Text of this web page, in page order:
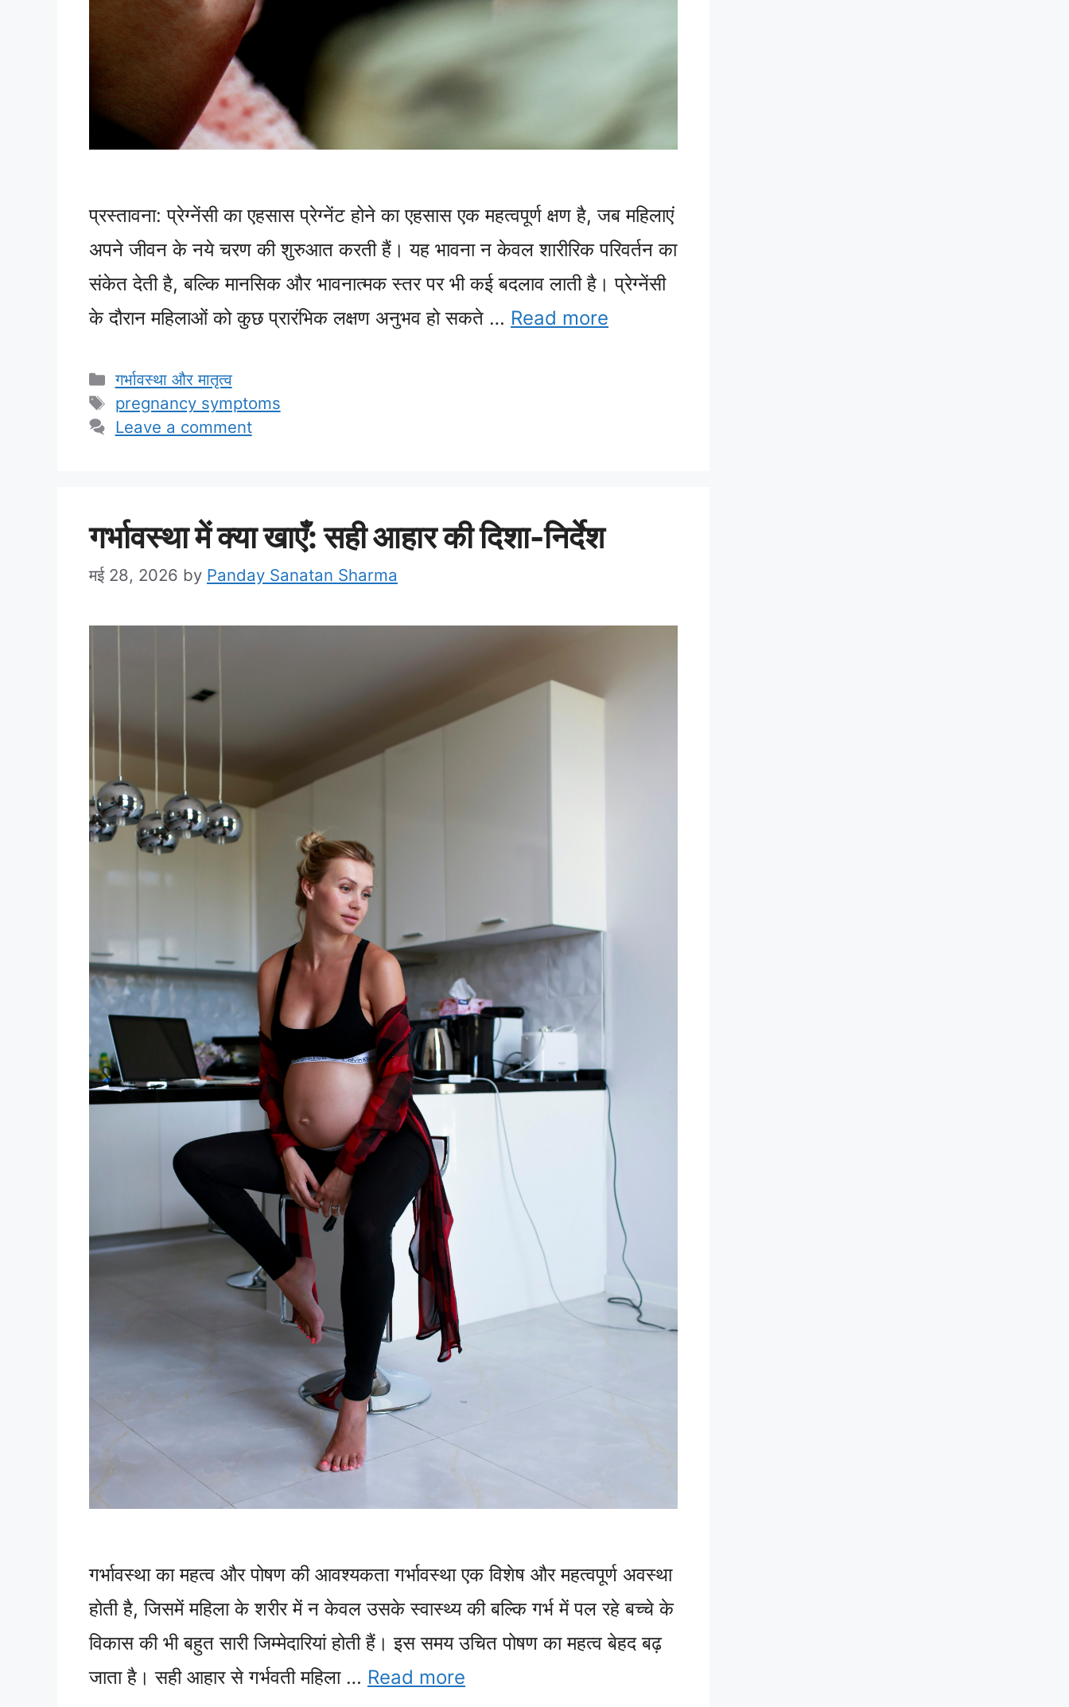
प्रस्तावना: प्रेग्नेंसी का एहसास प्रेग्नेंट होने का एहसास एक महत्वपूर्ण क्षण है, जब महिलाएं
अपने जीवन के नये चरण की शुरुआत करती हैं। यह भावना न केवल शारीरिक परिवर्तन का
संकेत देती है, बल्कि मानसिक और भावनात्मक स्तर पर भी कई बदलाव लाती है। प्रेग्नेंसी
के दौरान महिलाओं को कुछ प्रारंभिक लक्षण अनुभव हो सकते … Read more
Categories
गर्भावस्था और मातृत्व
Tags
pregnancy symptoms
Leave a comment
गर्भावस्था में क्या खाएँ: सही आहार की दिशा-निर्देश
मई 28, 2026 by Panday Sanatan Sharma
गर्भावस्था का महत्व और पोषण की आवश्यकता गर्भावस्था एक विशेष और महत्वपूर्ण अवस्था
होती है, जिसमें महिला के शरीर में न केवल उसके स्वास्थ्य की बल्कि गर्भ में पल रहे बच्चे के
विकास की भी बहुत सारी जिम्मेदारियां होती हैं। इस समय उचित पोषण का महत्व बेहद बढ़
जाता है। सही आहार से गर्भवती महिला … Read more